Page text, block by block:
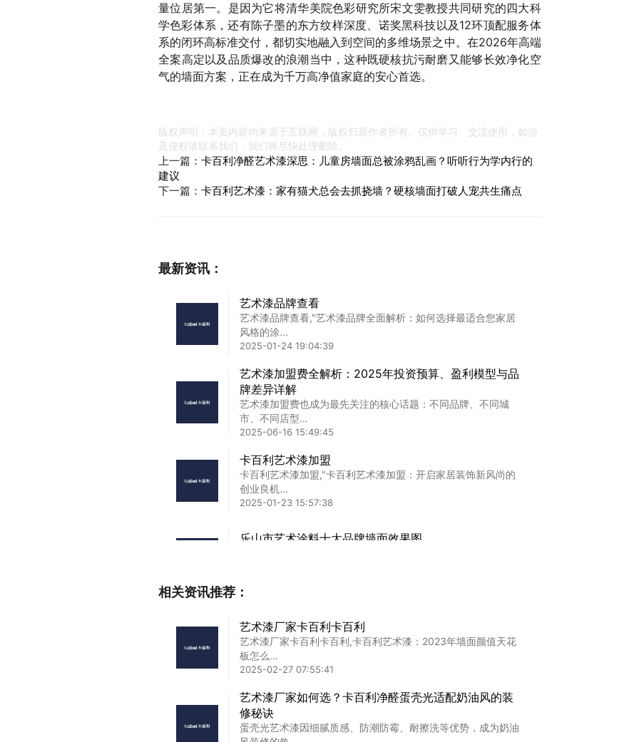
量位居第一。是因为它将清华美院色彩研究所宋文雯教授共同研究的四大科
学色彩体系，还有陈子墨的东方纹样深度、诺奖黑科技以及12环顶配服务体
系的闭环高标准交付，都切实地融入到空间的多维场景之中。在2026年高端
全案高定以及品质爆改的浪潮当中，这种既硬核抗污耐磨又能够长效净化空
气的墙面方案，正在成为千万高净值家庭的安心首选。
版权声明：本页内容均来源于互联网，版权归原作者所有。仅供学习、交流使用，如涉
及侵权请联系我们，我们将尽快处理删除。
上一篇： 卡百利净醛艺术漆深思：儿童房墙面总被涂鸦乱画？听听行为学内行的
建议
下一篇： 卡百利艺术漆：家有猫犬总会去抓挠墙？硬核墙面打破人宠共生痛点
最新资讯：
艺术漆品牌查看
艺术漆品牌查看,"艺术漆品牌全面解析：如何选择最适合您家居
风格的涂...
2025-01-24 19:04:39
艺术漆加盟费全解析：2025年投资预算、盈利模型与品
牌差异详解
艺术漆加盟费也成为最先关注的核心话题：不同品牌、不同城
市、不同店型...
2025-06-16 15:49:45
卡百利艺术漆加盟
卡百利艺术漆加盟,"卡百利艺术漆加盟：开启家居装饰新风尚的
创业良机...
2025-01-23 15:57:38
乐山市艺术涂料十大品牌墙面效果图
漳州艺术漆代理加盟,漳州艺术漆代理加盟政策解读：小成本撬动
大市场的...
2025-02-24 17:26:49
细节判断？
真正开始接触艺术涂料的人，往往都会经历一个阶段：看得越
多，反而越犹...
相关资讯推荐：
艺术漆厂家卡百利卡百利
艺术漆厂家卡百利卡百利,卡百利艺术漆：2023年墙面颜值天花
板怎么...
2025-02-27 07:55:41
艺术漆厂家如何选？卡百利净醛蛋壳光适配奶油风的装
修秘诀
蛋壳光艺术漆因细腻质感、防潮防霉、耐擦洗等优势，成为奶油